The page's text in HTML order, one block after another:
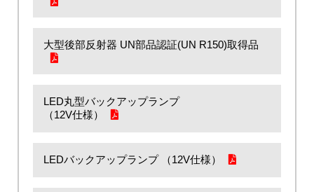
大型後部反射器 UN部品認証(UN R150)取得品
LED丸型バックアップランプ
（12V仕様）
LEDバックアップランプ （12V仕様）